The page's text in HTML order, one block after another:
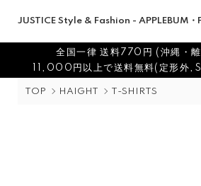
JUSTICE Style & Fashion - APPLEBUM・
全国一律 送料770円 (沖縄・
11,000円以上で送料無料(定形外
TOP HAIGHT T-SHIRTS